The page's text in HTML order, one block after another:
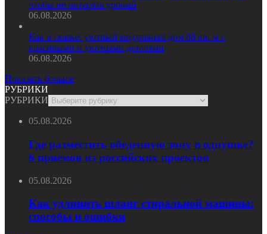
чтобы не потерять урожай
06.08.2026
Как в сказке: уютный модульный дом 88 кв. м с
красивыми и уютными деталями
06.08.2026
Показать больше
РУБРИКИ
РУБРИКИ
05.08.2026
Где разместить обеденную зону в однушке?
6 приемов из российских проектов
05.08.2026
Как удлинить шланг стиральной машины:
способы и ошибки